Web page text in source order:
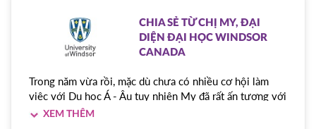
CHIA SẺ TỪ CHỊ MY, ĐẠI
DIỆN ĐẠI HỌC WINDSOR
CANADA
Trong năm vừa rồi, mặc dù chưa có nhiều cơ hội làm
việc với Du học Á - Âu tuy nhiên My đã rất ấn tượng với
sự chuyên nghiệp và chu đáo của team với đại diện